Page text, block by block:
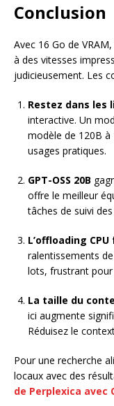
Conclusion
Avec 16 Go de
à des vitesses
judicieusement. Les
Restez dans les
interactive. Un
modèle de 120B
usages pratiques.
GPT-OSS 20B
offre le meilleur
tâches de suivi
L’offloading
ralentissements
lots, frustrant pour
La taille du
ici augmente
Réduisez le
Pour une recherche
locaux avec des
de Perplexica avec